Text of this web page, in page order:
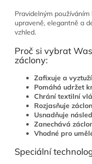
Pravidelným
upraveně, elegantně a
vzhled.
Proč si vybrat
záclony:
Zafixuje a
Pomáhá udržet
Chrání textilní
Rozjasňuje
Usnadňuje
Zanechává
Vhodné pro
Speciální